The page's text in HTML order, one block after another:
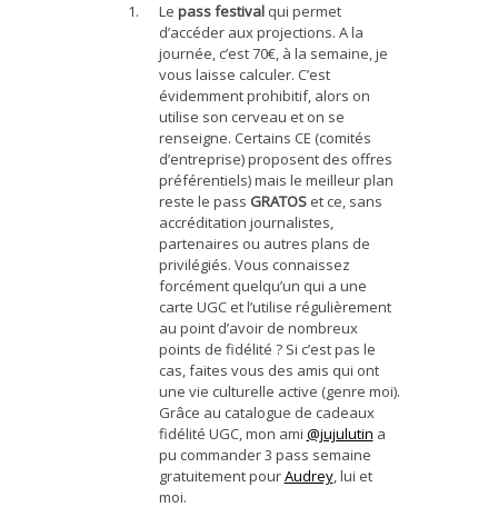
Le pass festivalqui permet
d’accéder aux projections. A la
journée, c’est 70€, à la semaine, je
vous laisse calculer. C’est
évidemment prohibitif, alors on
utilise son cerveau et on se
renseigne. Certains CE (comités
d’entreprise) proposent des offres
préférentiels) mais le meilleur plan
reste le pass GRATOSet ce, sans
accréditation journalistes,
partenaires ou autres plans de
privilégiés. Vous connaissez
forcément quelqu’un qui a une
carte UGC et l’utilise régulièrement
au point d’avoir de nombreux
points de fidélité ? Si c’est pas le
cas, faites vous des amis qui ont
une vie culturelle active (genre moi).
Grâce au catalogue de cadeaux
fidélité UGC, mon ami @jujulutin a
pu commander 3 pass semaine
gratuitement pourAudrey, lui et
moi.